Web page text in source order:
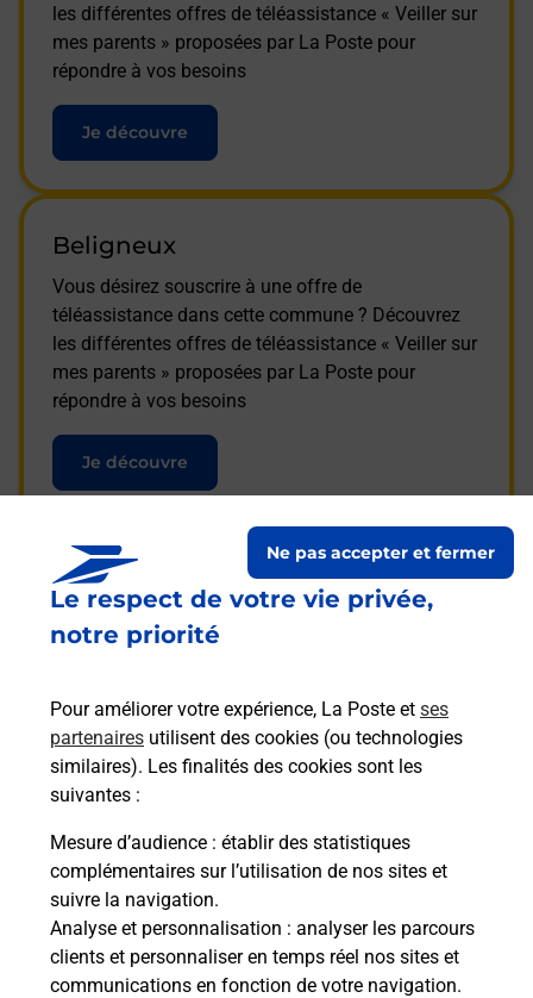
Le respect de votre vie privée,
notre priorité
Pour améliorer votre expérience, La Poste et ses
partenaires utilisent des cookies (ou technologies
similaires). Les finalités des cookies sont les
suivantes :
Mesure d’audience : établir des statistiques
complémentaires sur l’utilisation de nos sites et
suivre la navigation.
Analyse et personnalisation : analyser les parcours
clients et personnaliser en temps réel nos sites et
communications en fonction de votre navigation.
Ne pas accepter et fermer
les différentes offres de téléassistance « Veiller sur
mes parents » proposées par La Poste pour
répondre à vos besoins
Je découvre
Beligneux
Vous désirez souscrire à une offre de
téléassistance dans cette commune ? Découvrez
les différentes offres de téléassistance « Veiller sur
mes parents » proposées par La Poste pour
répondre à vos besoins
Je découvre
Questions fréquemment
posées
La téléassistance classique avec
médaillon d’alarme qu’est ce que
c’est ?
Comment fonctionne la
téléassistance classique ?